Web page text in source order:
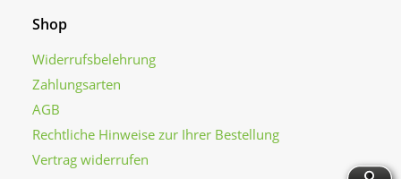
Shop
Widerrufsbelehrung
Zahlungsarten
AGB
Rechtliche Hinweise zur Ihrer Bestellung
Vertrag widerrufen